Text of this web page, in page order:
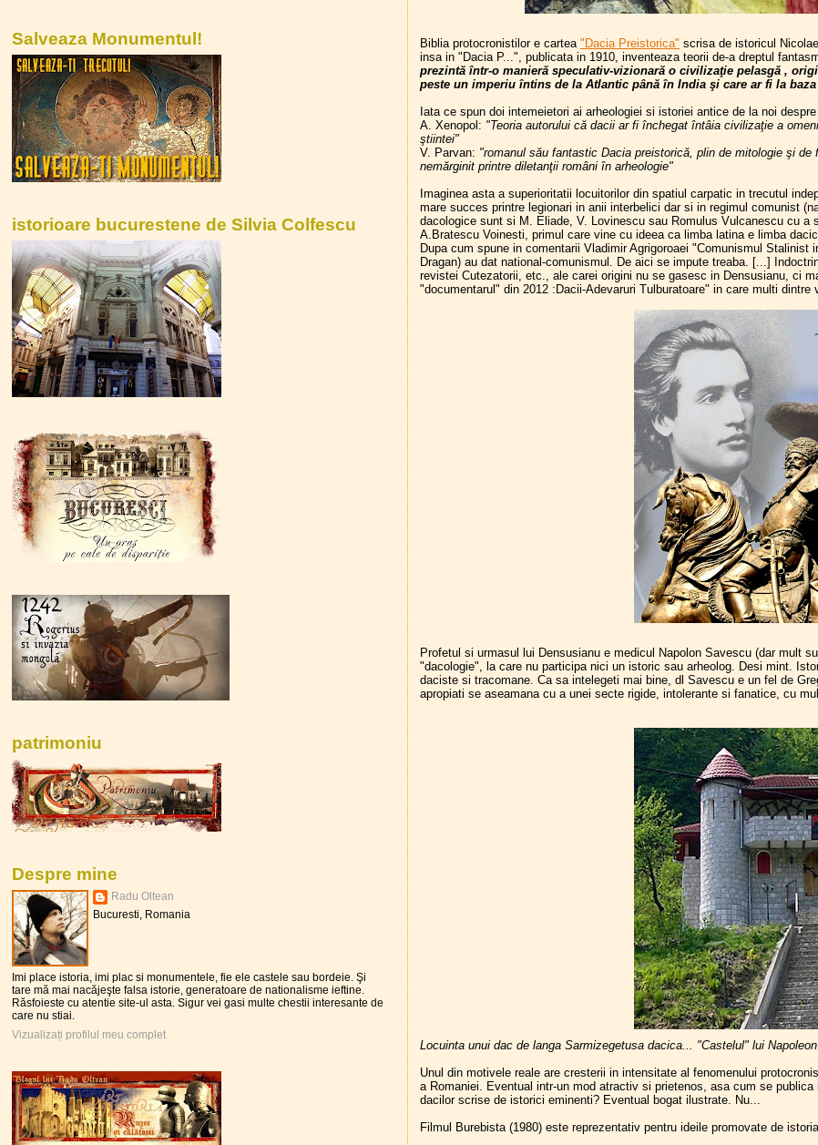
Biblia protocronistilor e cartea"Dacia Preistorica" scrisa de istoricul
insa in "Dacia P...", publicata in 1910, inventeaza teorii de-a dreptul
prezintă într-o manieră speculativ-vizionară o civilizaţie pelasgă ,
peste un imperiu întins de la Atlantic până în India şi care ar fi la
Iata ce spun doi intemeietori ai arheologiei si istoriei antice de la noi
A. Xenopol: "Teoria autorului că dacii ar fi închegat întâia civilizaţie a
ştiintei"
V. Parvan: "romanul său fantastic Dacia preistorică, plin de mitologie şi
nemărginit printre diletanţii români în arheologie"
Imaginea asta a superioritatii locuitorilor din spatiul carpatic in trecutul
mare succes printre legionari in anii interbelici dar si in regimul comunist
dacologice sunt si M. Eliade, V. Lovinescu sau Romulus Vulcanescu cu
A.Bratescu Voinesti, primul care vine cu ideea ca limba latina e limba
Dupa cum spune in comentarii Vladimir Agrigoroaei "Comunismul
Dragan) au dat national-comunismul. De aici se impute treaba. [...]
revistei Cutezatorii, etc., ale carei origini nu se gasesc in Densusianu, ci
"documentarul" din 2012 :Dacii-Adevaruri Tulburatoare" in care multi
Profetul si urmasul lui Densusianu e medicul Napolon Savescu (dar mult
"dacologie", la care nu participa nici un istoric sau arheolog. Desi mint.
daciste si tracomane. Ca sa intelegeti mai bine, dl Savescu e un fel de
apropiati se aseamana cu a unei secte rigide, intolerante si fanatice, cu
Locuinta unui dac de langa Sarmizegetusa dacica... "Castelul" lui
Unul din motivele reale are cresterii in intensitate al fenomenului
a Romaniei. Eventual intr-un mod atractiv si prietenos, asa cum se
dacilor scrise de istorici eminenti? Eventual bogat ilustrate. Nu...
Filmul Burebista (1980) este reprezentativ pentru ideile promovate de
Salveaza Monumentul!
istorioare bucurestene de Silvia Colfescu
patrimoniu
Despre mine
Radu Oltean
Bucuresti, Romania
Imi place istoria, imi plac si monumentele, fie ele castele sau bordeie. Şi
tare mă mai nacăjeşte falsa istorie, generatoare de nationalisme ieftine.
Răsfoieste cu atentie site-ul asta. Sigur vei gasi multe chestii interesante de
care nu stiai.
Vizualizați profilul meu complet